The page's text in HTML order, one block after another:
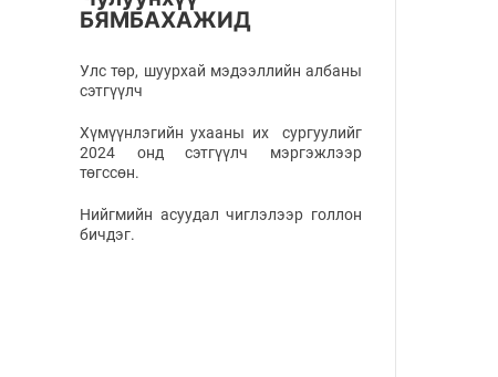
БЯМБАХАЖИД
Улс төр, шуурхай мэдээллийн албаны
сэтгүүлч
Хүмүүнлэгийн ухааны их сургуулийг
2024 онд сэтгүүлч мэргэжлээр
төгссөн.
Нийгмийн асуудал чиглэлээр голлон
бичдэг.